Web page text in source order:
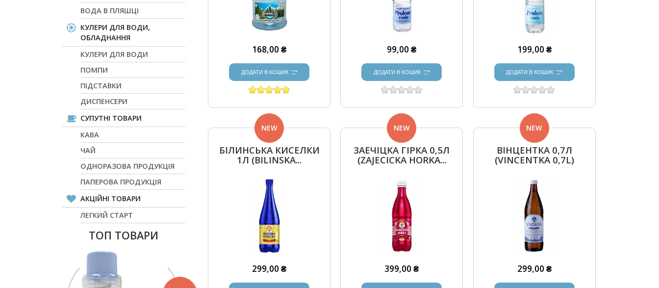
ВОДА В ПЛЯШЦІ
КУЛЕРИ ДЛЯ ВОДИ,
ОБЛАДНАННЯ
КУЛЕРИ ДЛЯ ВОДИ
ПОМПИ
ПІДСТАВКИ
ДИСПЕНСЕРИ
СУПУТНІ ТОВАРИ
КАВА
ЧАЙ
ОДНОРАЗОВА ПРОДУКЦІЯ
ПАПЕРОВА ПРОДУКЦІЯ
АКЦІЙНІ ТОВАРИ
ЛЕГКИЙ СТАРТ
ТОП ТОВАРИ
168,00 ₴
ДОДАТИ В КОШИК
99,00 ₴
ДОДАТИ В КОШИК
199,00 ₴
ДОДАТИ В КОШИК
БІЛИНСЬКА КИСЕЛКИ
1Л (BILINSKA...
NEW
299,00 ₴
ЗАЕЧІЦКА ГІРКА 0,5Л
(ZAJECICKA HORKA...
NEW
399,00 ₴
ВІНЦЕНТКА 0,7Л
(VINCENTKA 0,7L)
NEW
299,00 ₴